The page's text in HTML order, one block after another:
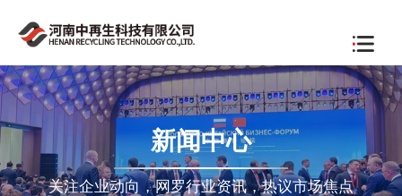
新闻中心
关注企业动向，网罗行业资讯，热议市场焦点